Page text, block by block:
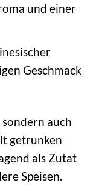
und einer
Geschmack
auch
getrunken
als Zutat
Speisen.